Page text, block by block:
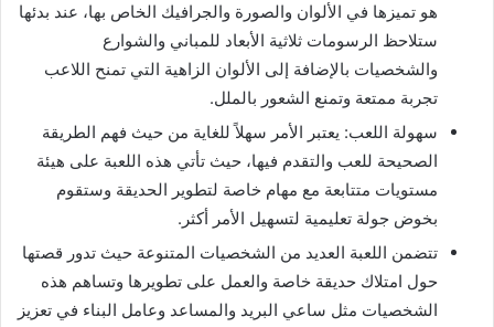
هو تميزها في الألوان والصورة والجرافيك الخاص بها، عند بدئها
ستلاحظ الرسومات ثلاثية الأبعاد للمباني والشوارع
والشخصيات بالإضافة إلى الألوان الزاهية التي تمنح اللاعب
تجربة ممتعة وتمنع الشعور بالملل.
سهولة اللعب: يعتبر الأمر سهلاً للغاية من حيث فهم الطريقة
الصحيحة للعب والتقدم فيها، حيث تأتي هذه اللعبة على هيئة
مستويات متتابعة مع مهام خاصة لتطوير الحديقة وستقوم
بخوض جولة تعليمية لتسهيل الأمر أكثر.
تتضمن اللعبة العديد من الشخصيات المتنوعة حيث تدور قصتها
حول امتلاك حديقة خاصة والعمل على تطويرها وتساهم هذه
الشخصيات مثل ساعي البريد والمساعد وعامل البناء في تعزيز